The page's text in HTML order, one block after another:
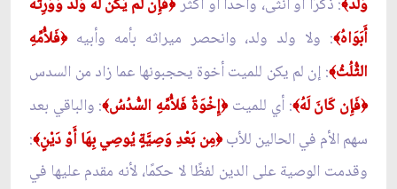
أَبَوَاهُ﴾: ولا ولد ولد، وانحصر ميراثه بأمه وأبيه﴿فَلأُمِّهِ
الثُّلُثُ﴾: إن لم يكن للميت أخوة يحجبونها عما زاد من السدس
﴿فَإِن كَانَ لَهُ﴾: أي للميت﴿إِخْوَةٌ فَلأُمِّهِ السُّدُسُ﴾: والباقي بعد
سهم الأم في الحالين للأب﴿مِن بَعْدِ وَصِيَّةٍ يُوصِي بِهَا أَوْ دَيْنٍ﴾:
وقدمت الوصية على الدين لفظًا لا حكمًا، لأنه مقدم عليها في